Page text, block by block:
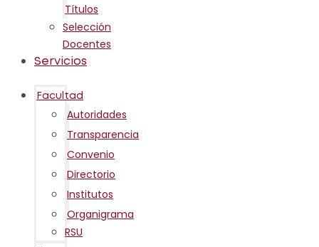
Títulos
Selección
Docentes
Servicios
Facultad
Autoridades
Transparencia
Convenio
Directorio
Institutos
Organigrama
RSU